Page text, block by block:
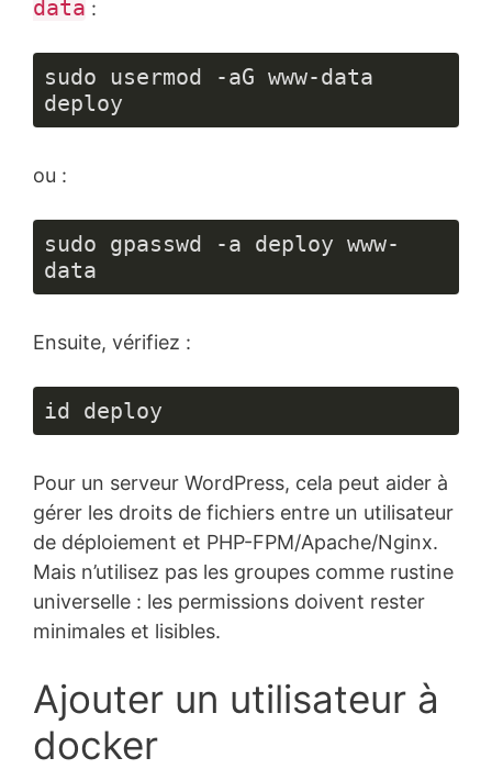
data :
sudo usermod -aG www-data
deploy
ou :
sudo gpasswd -a deploy www-
data
Ensuite, vérifiez :
id deploy
Pour un serveur WordPress, cela peut aider à
gérer les droits de fichiers entre un utilisateur
de déploiement et PHP-FPM/Apache/Nginx.
Mais n’utilisez pas les groupes comme rustine
universelle : les permissions doivent rester
minimales et lisibles.
Ajouter un utilisateur à
docker